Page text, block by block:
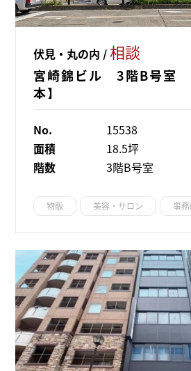
伏見・丸の内 /相談
宮崎錦ビル 3階B号室
本】
No.
15538
面積
18.5坪
階数
3階B号室
物販 美容・サロン 事